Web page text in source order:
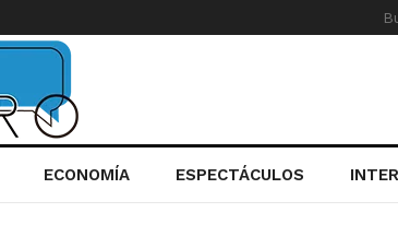
ECONOMÍA ESPECTÁCULOS